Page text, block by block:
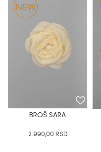
BROŠ SARA
2.990,00 RSD